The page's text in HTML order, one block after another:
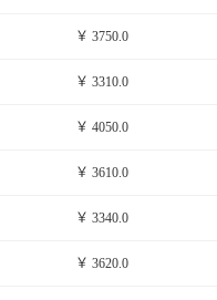
￥ 3750.0
￥ 3310.0
￥ 4050.0
￥ 3610.0
￥ 3340.0
￥ 3620.0